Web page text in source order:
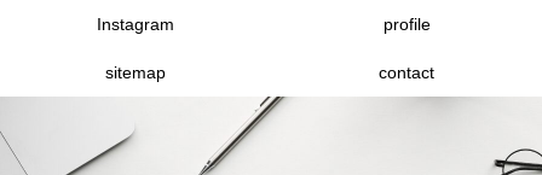
Instagram profile
sitemap contact